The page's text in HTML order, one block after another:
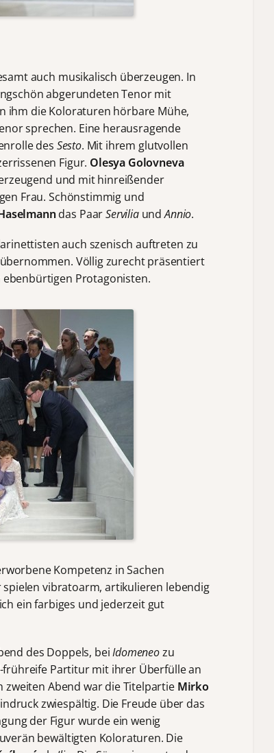
auch musikalisch überzeugen. In
abgerundeten Tenor mit
ihm die Koloraturen hörbare Mühe,
sprechen. Eine herausragende
des Sesto. Mit ihrem glutvollen
Figur. Olesya Golovneva
und mit hinreißender
Frau. Schönstimmig und
das PaarServiliaundAnnio.
auch szenisch auftreten zu
Völlig zurecht präsentiert
Protagonisten.
Kompetenz in Sachen
vibratoarm, artikulieren lebendig
ein farbiges und jederzeit gut
des Doppels, beiIdomeneozu
frühreife Partitur mit ihrer Überfülle an
zweiten Abend war die Titelpartie Mirko
zwiespältig. Die Freude über das
der Figur wurde ein wenig
bewältigten Koloraturen. Die